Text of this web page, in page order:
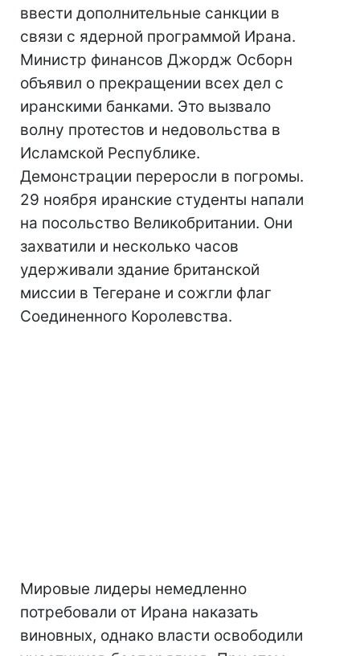
ввести дополнительные санкции в
связи с ядерной программой Ирана.
Министр финансов Джордж Осборн
объявил о прекращении всех дел с
иранскими банками. Это вызвало
волну протестов и недовольства в
Исламской Республике.
Демонстрации переросли в погромы.
29 ноября иранские студенты напали
на посольство Великобритании. Они
захватили и несколько часов
удерживали здание британской
миссии в Тегеране и сожгли флаг
Соединенного Королевства.
Мировые лидеры немедленно
потребовали от Ирана наказать
виновных, однако власти освободили